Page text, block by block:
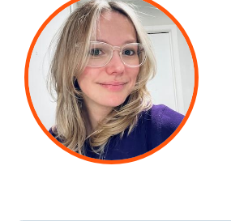
Technique
Partenaires
Culture
Industrie